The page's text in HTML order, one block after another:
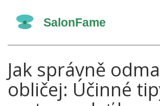
Jak správně
obličej: Účinné